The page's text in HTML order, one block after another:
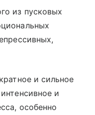
из пусковых
и сильное
и
особенно